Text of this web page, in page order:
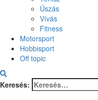
Úszás
Vívás
Fitness
Motorsport
Hobbisport
Off topic
Keresés: